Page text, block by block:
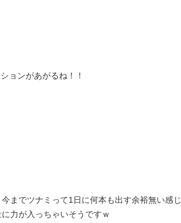
ョンがあがるね！！
までツナミって1日に何本も出す余裕無い感じ
力が入っちゃいそうですｗ